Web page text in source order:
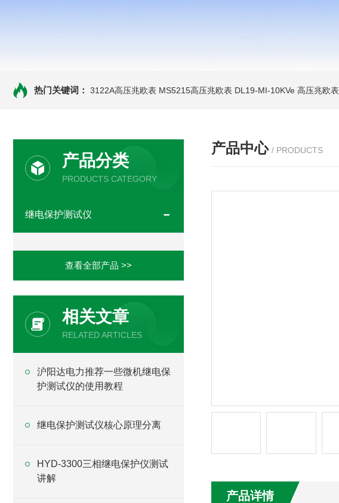
热门关键词： 3122A高压兆欧表 MS5215高压兆欧表 DL19-MI-10KVe 高压兆欧表
产品分类
PRODUCTS CATEGORY
继电保护测试仪
查看全部产品 >>
相关文章
RELATED ARTICLES
沪阳达电力推荐一些微机继电保
护测试仪的使用教程
继电保护测试仪核心原理分离
HYD-3300三相继电保护仪测试
讲解
产品中心 / PRODUCTS
产品详情